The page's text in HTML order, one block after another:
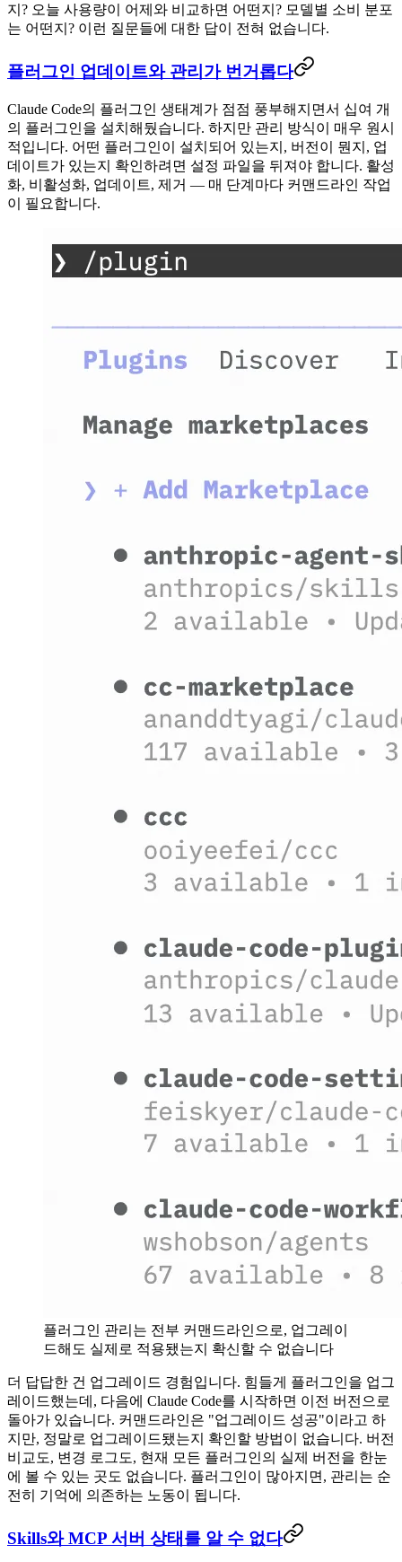
지? 오늘 사용량이 어제와 비교하면 어떤지? 모델별 소비 분포
는 어떤지? 이런 질문들에 대한 답이 전혀 없습니다.
플러그인 업데이트와 관리가 번거롭다
Claude Code의 플러그인 생태계가 점점 풍부해지면서 십여 개
의 플러그인을 설치해뒀습니다. 하지만 관리 방식이 매우 원시
적입니다. 어떤 플러그인이 설치되어 있는지, 버전이 뭔지, 업
데이트가 있는지 확인하려면 설정 파일을 뒤져야 합니다. 활성
화, 비활성화, 업데이트, 제거 — 매 단계마다 커맨드라인 작업
이 필요합니다.
플러그인 관리는 전부 커맨드라인으로, 업그레이
드해도 실제로 적용됐는지 확신할 수 없습니다
더 답답한 건 업그레이드 경험입니다. 힘들게 플러그인을 업그
레이드했는데, 다음에 Claude Code를 시작하면 이전 버전으로
돌아가 있습니다. 커맨드라인은 "업그레이드 성공"이라고 하
지만, 정말로 업그레이드됐는지 확인할 방법이 없습니다. 버전
비교도, 변경 로그도, 현재 모든 플러그인의 실제 버전을 한눈
에 볼 수 있는 곳도 없습니다. 플러그인이 많아지면, 관리는 순
전히 기억에 의존하는 노동이 됩니다.
Skills와 MCP 서버 상태를 알 수 없다